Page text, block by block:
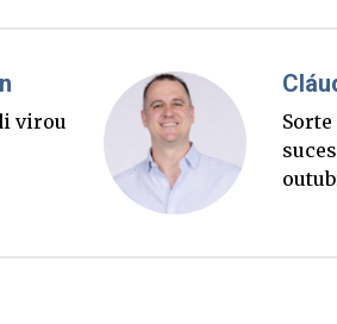
Elias
corre mais rápido
Mas quem